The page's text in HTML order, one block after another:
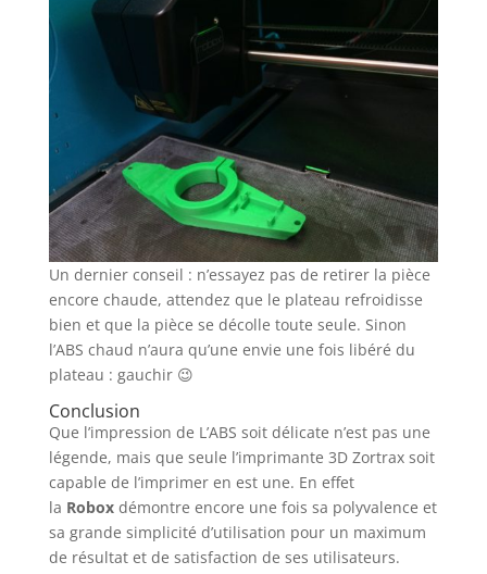
Un dernier conseil : n’essayez pas de retirer la pièce
encore chaude, attendez que le plateau refroidisse
bien et que la pièce se décolle toute seule. Sinon
l’ABS chaud n’aura qu’une envie une fois libéré du
plateau : gauchir 😉
Conclusion
Que l’impression de L’ABS soit délicate n’est pas une
légende, mais que seule l’imprimante 3D Zortrax soit
capable de l’imprimer en est une. En effet
la Roboxdémontre encore une fois sa polyvalence et
sa grande simplicité d’utilisation pour un maximum
de résultat et de satisfaction de ses utilisateurs.